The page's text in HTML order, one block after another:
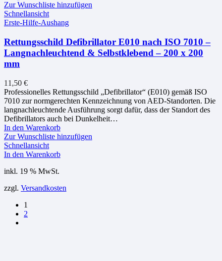
Zur Wunschliste hinzufügen
Schnellansicht
Erste-Hilfe-Aushang
Rettungsschild Defibrillator E010 nach ISO 7010 –
Langnachleuchtend & Selbstklebend – 200 x 200
mm
11,50 €
Professionelles Rettungsschild „Defibrillator“ (E010) gemäß ISO
7010 zur normgerechten Kennzeichnung von AED-Standorten. Die
langnachleuchtende Ausführung sorgt dafür, dass der Standort des
Defibrillators auch bei Dunkelheit…
In den Warenkorb
Zur Wunschliste hinzufügen
Schnellansicht
In den Warenkorb
inkl. 19 % MwSt.
zzgl. Versandkosten
1
2